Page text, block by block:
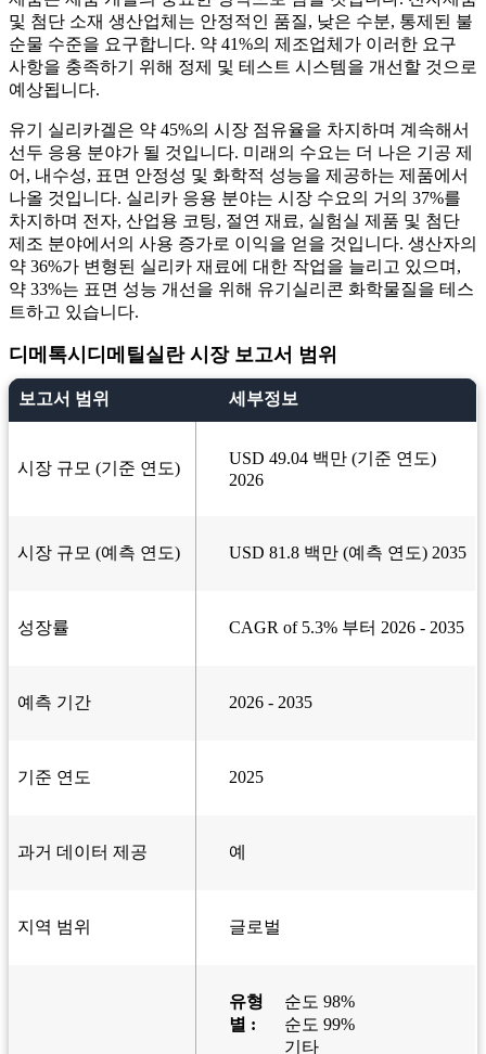
및 첨단 소재 생산업체는 안정적인 품질, 낮은 수분, 통제된 불
순물 수준을 요구합니다. 약 41%의 제조업체가 이러한 요구
사항을 충족하기 위해 정제 및 테스트 시스템을 개선할 것으로
예상됩니다.
유기 실리카겔은 약 45%의 시장 점유율을 차지하며 계속해서
선두 응용 분야가 될 것입니다. 미래의 수요는 더 나은 기공 제
어, 내수성, 표면 안정성 및 화학적 성능을 제공하는 제품에서
나올 것입니다. 실리카 응용 분야는 시장 수요의 거의 37%를
차지하며 전자, 산업용 코팅, 절연 재료, 실험실 제품 및 첨단
제조 분야에서의 사용 증가로 이익을 얻을 것입니다. 생산자의
약 36%가 변형된 실리카 재료에 대한 작업을 늘리고 있으며,
약 33%는 표면 성능 개선을 위해 유기실리콘 화학물질을 테스
트하고 있습니다.
디메톡시디메틸실란 시장 보고서 범위
보고서 범위 세부정보
시장 규모 (기준 연도)
USD 49.04 백만 (기준 연도)
2026
시장 규모 (예측 연도) USD 81.8 백만 (예측 연도) 2035
성장률 CAGR of 5.3% 부터 2026 - 2035
예측 기간 2026 - 2035
기준 연도 2025
과거 데이터 제공 예
지역 범위 글로벌
유형
별 :
순도 98%
순도 99%
기타